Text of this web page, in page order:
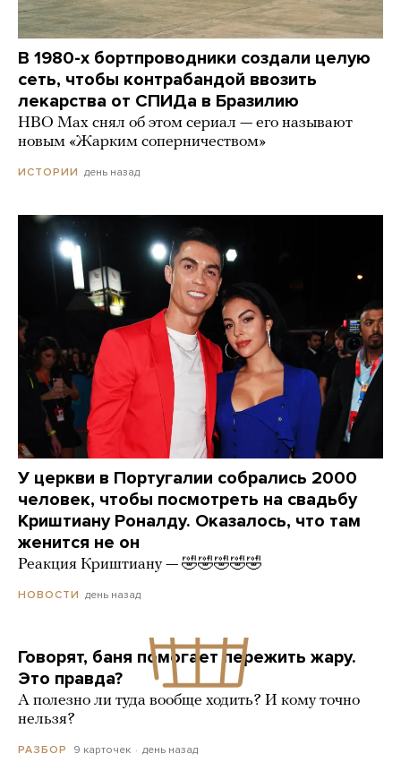
В 1980-х бортпроводники создали целую
сеть, чтобы контрабандой ввозить
лекарства от СПИДа в Бразилию
HBO Max снял об этом сериал — его называют
новым «Жарким соперничеством»
ИСТОРИИ день назад
У церкви в Португалии собрались 2000
человек, чтобы посмотреть на свадьбу
Криштиану Роналду. Оказалось, что там
женится не он
Реакция Криштиану — 🤣🤣🤣🤣🤣
НОВОСТИ день назад
Говорят, баня помогает пережить жару.
Это правда?
А полезно ли туда вообще ходить? И кому точно
нельзя?
РАЗБОР 9 карточек день назад